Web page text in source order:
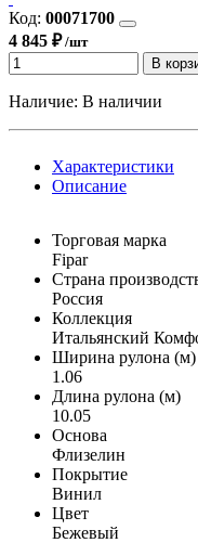
Код: 00071700
4 845 ₽/шт
В
Наличие: В наличии
Характеристики
Описание
Торговая марка
Fipar
Страна
Россия
Коллекция
Итальянский
Ширина рулона (м)
1.06
Длина рулона (м)
10.05
Основа
Флизелин
Покрытие
Винил
Цвет
Бежевый